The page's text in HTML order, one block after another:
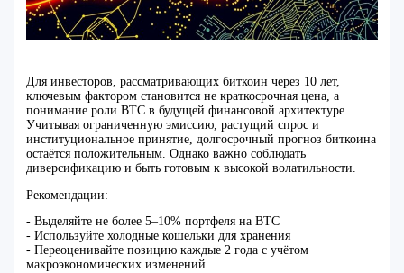
Для инвесторов, рассматривающих биткоин через 10 лет,
ключевым фактором становится не краткосрочная цена, а
понимание роли BTC в будущей финансовой архитектуре.
Учитывая ограниченную эмиссию, растущий спрос и
институциональное принятие, долгосрочный прогноз биткоина
остаётся положительным. Однако важно соблюдать
диверсификацию и быть готовым к высокой волатильности.
Рекомендации:
- Выделяйте не более 5–10% портфеля на BTC
- Используйте холодные кошельки для хранения
- Переоценивайте позицию каждые 2 года с учётом
макроэкономических изменений